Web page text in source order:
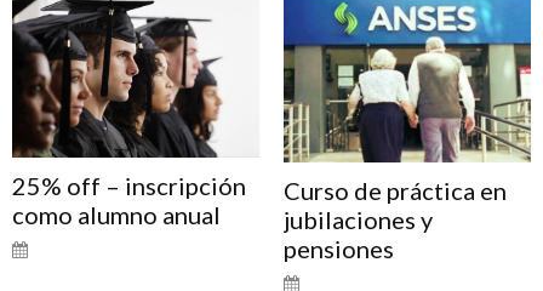
25% off – inscripción
como alumno anual
Curso de práctica en
jubilaciones y
pensiones